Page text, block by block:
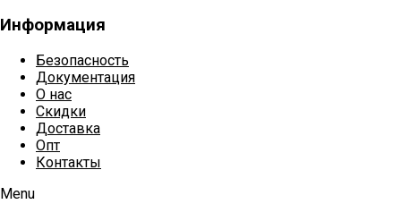
Информация
Безопасность
Документация
О нас
Скидки
Доставка
Опт
Контакты
Menu